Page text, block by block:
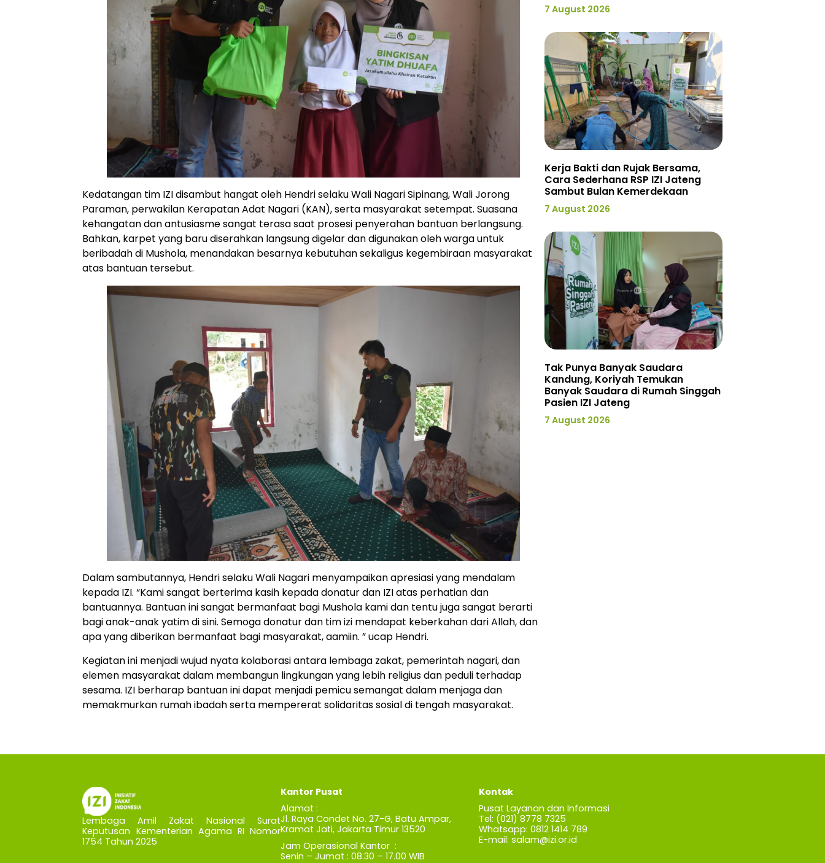
Kedatangan tim IZI disambut hangat oleh Hendri selaku Wali Nagari Sipinang, Wali Jorong
Paraman, perwakilan Kerapatan Adat Nagari (KAN), serta masyarakat setempat. Suasana
kehangatan dan antusiasme sangat terasa saat prosesi penyerahan bantuan berlangsung.
Bahkan, karpet yang baru diserahkan langsung digelar dan digunakan oleh warga untuk
beribadah di Mushola, menandakan besarnya kebutuhan sekaligus kegembiraan masyarakat
atas bantuan tersebut.
Dalam sambutannya, Hendri selaku Wali Nagari menyampaikan apresiasi yang mendalam
kepada IZI. “Kami sangat berterima kasih kepada donatur dan IZI atas perhatian dan
bantuannya. Bantuan ini sangat bermanfaat bagi Mushola kami dan tentu juga sangat berarti
bagi anak-anak yatim di sini. Semoga donatur dan tim izi mendapat keberkahan dari Allah, dan
apa yang diberikan bermanfaat bagi masyarakat, aamiin. ” ucap Hendri.
Kegiatan ini menjadi wujud nyata kolaborasi antara lembaga zakat, pemerintah nagari, dan
elemen masyarakat dalam membangun lingkungan yang lebih religius dan peduli terhadap
sesama. IZI berharap bantuan ini dapat menjadi pemicu semangat dalam menjaga dan
memakmurkan rumah ibadah serta mempererat solidaritas sosial di tengah masyarakat.
7 August 2026
Kerja Bakti dan Rujak Bersama,
Cara Sederhana RSP IZI Jateng
Sambut Bulan Kemerdekaan
7 August 2026
Tak Punya Banyak Saudara
Kandung, Koriyah Temukan
Banyak Saudara di Rumah Singgah
Pasien IZI Jateng
7 August 2026
Lembaga Amil Zakat Nasional Surat
Keputusan Kementerian Agama RI Nomor
1754 Tahun 2025
Kantor Pusat
Alamat :
Jl. Raya Condet No. 27-G, Batu Ampar,
Kramat Jati, Jakarta Timur 13520
Jam Operasional Kantor :
Senin – Jumat : 08.30 – 17.00 WIB
Kontak
Pusat Layanan dan Informasi
Tel: (021) 8778 7325
Whatsapp: 0812 1414 789
E-mail: salam@izi.or.id